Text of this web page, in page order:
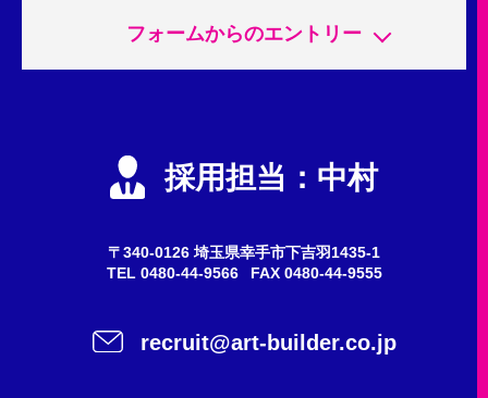
フォームからのエントリー
会社説明会
施工スタッフ（鳶職人）
採用担当：中村
〒340-0126 埼玉県幸手市下吉羽1435-1
TEL 0480-44-9566 FAX 0480-44-9555
recruit@art-builder.co.jp